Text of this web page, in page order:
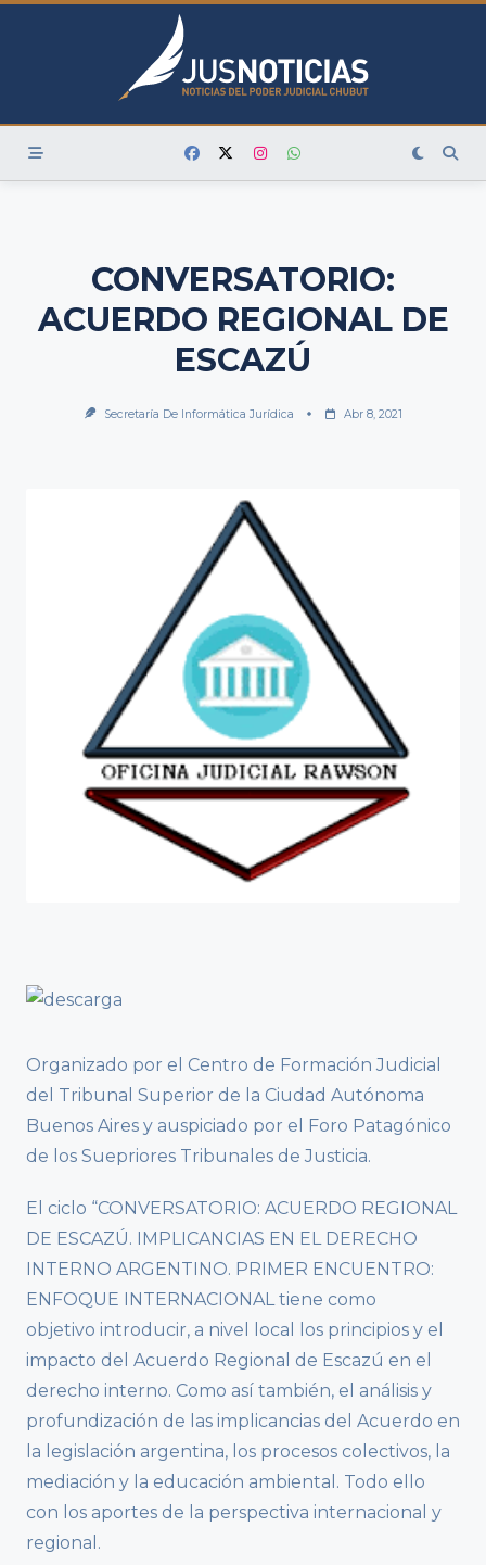
Skip
CONVERSATORIO:
ACUERDO REGIONAL DE
ESCAZÚ
Secretaría De Informática Jurídica Abr 8, 2021
Organizado por el Centro de Formación Judicial
del Tribunal Superior de la Ciudad Autónoma
Buenos Aires y auspiciado por el Foro Patagónico
de los Suepriores Tribunales de Justicia.
El ciclo “CONVERSATORIO: ACUERDO REGIONAL
DE ESCAZÚ. IMPLICANCIAS EN EL DERECHO
INTERNO ARGENTINO. PRIMER ENCUENTRO:
ENFOQUE INTERNACIONAL tiene como
objetivo introducir, a nivel local los principios y el
impacto del Acuerdo Regional de Escazú en el
derecho interno. Como así también, el análisis y
profundización de las implicancias del Acuerdo en
la legislación argentina, los procesos colectivos, la
mediación y la educación ambiental. Todo ello
con los aportes de la perspectiva internacional y
regional.